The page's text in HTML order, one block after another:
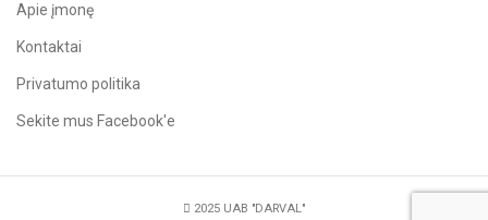
Apie įmonę
Kontaktai
Privatumo politika
Sekite mus Facebook'e
2025 UAB "DARVAL"